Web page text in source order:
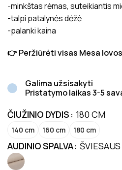
-minkštas rėmas, suteikiantis
-talpi patalynės dėžė
-palanki kaina
👉 Peržiūrėti visas Mesa
Galima užsisakyti
Pristatymo laikas 3-5
ČIUŽINIO DYDIS 180 CM
140 cm 160 cm 180 cm
AUDINIO SPALVA